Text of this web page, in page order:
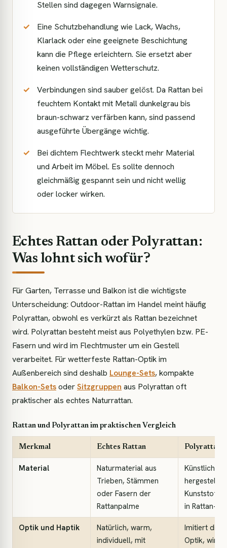
Stellen sind dagegen Warnsignale.
Eine Schutzbehandlung wie Lack, Wachs,
Klarlack oder eine geeignete Beschichtung
kann die Pflege erleichtern. Sie ersetzt aber
keinen vollständigen Wetterschutz.
Verbindungen sind sauber gelöst. Da Rattan bei
feuchtem Kontakt mit Metall dunkelgrau bis
braun-schwarz verfärben kann, sind passend
ausgeführte Übergänge wichtig.
Bei dichtem Flechtwerk steckt mehr Material
und Arbeit im Möbel. Es sollte dennoch
gleichmäßig gespannt sein und nicht wellig
oder locker wirken.
Echtes Rattan oder Polyrattan:
Was lohnt sich wofür?
Für Garten, Terrasse und Balkon ist die wichtigste
Unterscheidung: Outdoor-Rattan im Handel meint häufig
Polyrattan, obwohl es verkürzt als Rattan bezeichnet
wird. Polyrattan besteht meist aus Polyethylen bzw. PE-
Fasern und wird im Flechtmuster um ein Gestell
verarbeitet. Für wetterfeste Rattan-Optik im
Außenbereich sind deshalb Lounge-Sets, kompakte
Balkon-SetsoderSitzgruppen aus Polyrattan oft
praktischer als echtes Naturrattan.
Rattan und Polyrattan im praktischen Vergleich
Merkmal Echtes Rattan Polyrattan
Material
Naturmaterial aus
Trieben, Stämmen
oder Fasern der
Rattanpalme
Künstlich
in Rattan-
Optik und Haptik
Natürlich, warm,
individuell, mit
Imitiert die
Optik, wirkt